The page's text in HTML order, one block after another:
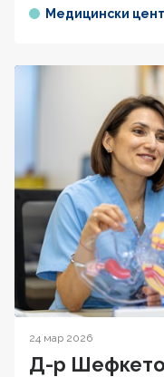
Медицински
24 мар 2026
Д-р